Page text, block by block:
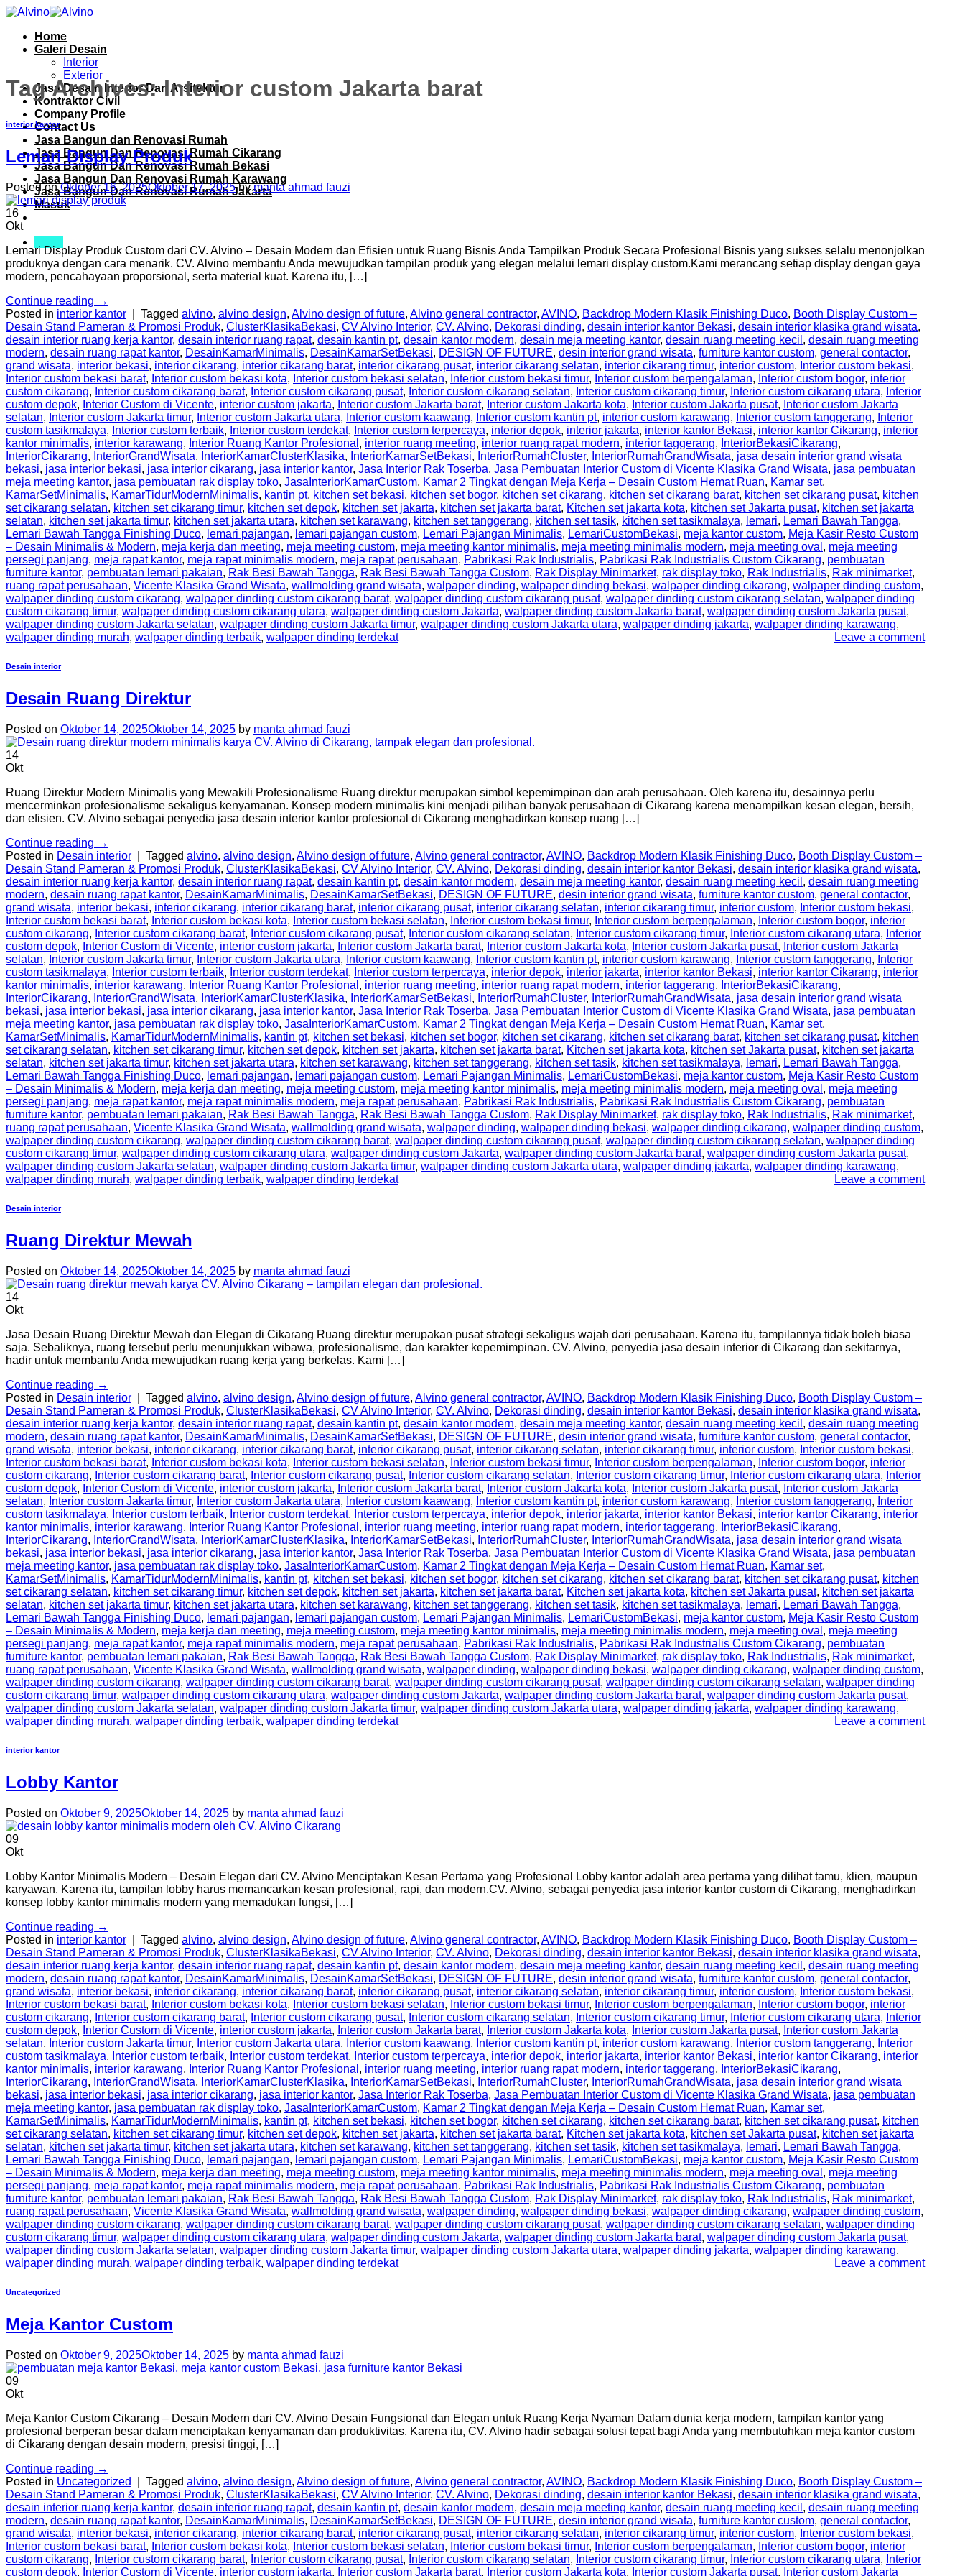
Skip
contentHome
Galeri Desain
Interior
Exterior
Jasa Desain Interior Dan Arsitektur
Kontraktor Civil
Company Profile
Contact Us
Jasa Bangun dan Renovasi Rumah
Jasa Bangun Dan Renovasi Rumah Cikarang
Jasa Bangun Dan Renovasi Rumah Bekasi
Jasa Bangun Dan Renovasi Rumah Karawang
Jasa Bangun Dan Renovasi Rumah Jakarta
Masuk
Tag Archives:Interior custom Jakarta barat
interior kantor
Lemari Display Produk
Posted onOktober 16, 2025Oktober 17, 2025 bymanta ahmad fauzi
16
Okt
Lemari Display Produk Custom dari CV. Alvino – Desain Modern dan Efisien untuk Ruang Bisnis Anda Tampilkan Produk Secara Profesional Bisnis yang sukses selalu menonjolkan
produknya dengan cara menarik. CV. Alvino membantu Anda mewujudkan tampilan produk yang elegan melalui lemari display custom.Kami merancang setiap display dengan gaya
modern, pencahayaan proporsional, serta material kuat. Karena itu, […]
Continue reading →
Posted in interior kantor Tagged alvino, alvino design, Alvino design of future, Alvino general contractor, AVINO, Backdrop Modern Klasik Finishing Duco, Booth Display Custom –
Desain Stand Pameran & Promosi Produk, ClusterKlasikaBekasi, CV Alvino Interior, CV. Alvino, Dekorasi dinding, desain interior kantor Bekasi, desain interior klasika grand wisata,
desain interior ruang kerja kantor, desain interior ruang rapat, desain kantin pt, desain kantor modern, desain meja meeting kantor, desain ruang meeting kecil , desain ruang meeting
modern, desain ruang rapat kantor, DesainKamarMinimalis, DesainKamarSetBekasi, DESIGN OF FUTURE, desin interior grand wisata, furniture kantor custom, general contactor,
grand wisata, interior bekasi, interior cikarang, interior cikarang barat, interior cikarang pusat, interior cikarang selatan, interior cikarang timur, interior custom, Interior custom bekasi,
Interior custom bekasi barat, Interior custom bekasi kota, Interior custom bekasi selatan, Interior custom bekasi timur, Interior custom berpengalaman, Interior custom bogor, interior
custom cikarang, Interior custom cikarang barat, Interior custom cikarang pusat, Interior custom cikarang selatan, Interior custom cikarang timur, Interior custom cikarang utara, Interior
custom depok, Interior Custom di Vicente, interior custom jakarta, Interior custom Jakarta barat, Interior custom Jakarta kota, Interior custom Jakarta pusat, Interior custom Jakarta
selatan, Interior custom Jakarta timur, Interior custom Jakarta utara, Interior custom kaawang, Interior custom kantin pt, interior custom karawang, Interior custom tanggerang, Interior
custom tasikmalaya, Interior custom terbaik, Interior custom terdekat, Interior custom terpercaya, interior depok, interior jakarta, interior kantor Bekasi, interior kantor Cikarang, interior
kantor minimalis, interior karawang, Interior Ruang Kantor Profesional , interior ruang meeting, interior ruang rapat modern, interior taggerang, InteriorBekasiCikarang,
InteriorCikarang, InteriorGrandWisata, InteriorKamarClusterKlasika, InteriorKamarSetBekasi, InteriorRumahCluster, InteriorRumahGrandWisata, jasa desain interior grand wisata
bekasi, jasa interior bekasi, jasa interior cikarang, jasa interior kantor, Jasa Interior Rak Toserba, Jasa Pembuatan Interior Custom di Vicente Klasika Grand Wisata, jasa pembuatan
meja meeting kantor, jasa pembuatan rak display toko, JasaInteriorKamarCustom, Kamar 2 Tingkat dengan Meja Kerja – Desain Custom Hemat Ruan, Kamar set,
KamarSetMinimalis, KamarTidurModernMinimalis, kantin pt, kitchen set bekasi, kitchen set bogor, kitchen set cikarang, kitchen set cikarang barat, kitchen set cikarang pusat, kitchen
set cikarang selatan, kitchen set cikarang timur, kitchen set depok, kitchen set jakarta, kitchen set jakarta barat, Kitchen set jakarta kota, kitchen set Jakarta pusat, kitchen set jakarta
selatan, kitchen set jakarta timur, kitchen set jakarta utara, kitchen set karawang, kitchen set tanggerang, kitchen set tasik, kitchen set tasikmalaya, lemari, Lemari Bawah Tangga,
Lemari Bawah Tangga Finishing Duco, lemari pajangan, lemari pajangan custom, Lemari Pajangan Minimalis, LemariCustomBekasi, meja kantor custom, Meja Kasir Resto Custom
– Desain Minimalis & Modern, meja kerja dan meeting, meja meeting custom, meja meeting kantor minimalis, meja meeting minimalis modern, meja meeting oval , meja meeting
persegi panjang, meja rapat kantor, meja rapat minimalis modern, meja rapat perusahaan, Pabrikasi Rak Industrialis, Pabrikasi Rak Industrialis Custom Cikarang, pembuatan
furniture kantor, pembuatan lemari pakaian, Rak Besi Bawah Tangga, Rak Besi Bawah Tangga Custom, Rak Display Minimarket, rak display toko, Rak Industrialis, Rak minimarket,
ruang rapat perusahaan, Vicente Klasika Grand Wisata, wallmolding grand wisata, walpaper dinding, walpaper dinding bekasi, walpaper dinding cikarang, walpaper dinding custom,
walpaper dinding custom cikarang, walpaper dinding custom cikarang barat, walpaper dinding custom cikarang pusat, walpaper dinding custom cikarang selatan, walpaper dinding
custom cikarang timur, walpaper dinding custom cikarang utara, walpaper dinding custom Jakarta, walpaper dinding custom Jakarta barat, walpaper dinding custom Jakarta pusat,
walpaper dinding custom Jakarta selatan, walpaper dinding custom Jakarta timur, walpaper dinding custom Jakarta utara, walpaper dinding jakarta, walpaper dinding karawang,
walpaper dinding murah, walpaper dinding terbaik, walpaper dinding terdekat Leave a comment
Desain interior
Desain Ruang Direktur
Posted on Oktober 14, 2025Oktober 14, 2025 by manta ahmad fauzi
14
Okt
Ruang Direktur Modern Minimalis yang Mewakili Profesionalisme Ruang direktur merupakan simbol kepemimpinan dan arah perusahaan. Oleh karena itu, desainnya perlu
mencerminkan profesionalisme sekaligus kenyamanan. Konsep modern minimalis kini menjadi pilihan banyak perusahaan di Cikarang karena menampilkan kesan elegan, bersih,
dan efisien. CV. Alvino sebagai penyedia jasa desain interior kantor profesional di Cikarang menghadirkan konsep ruang […]
Continue reading →
Posted in Desain interior Tagged alvino, alvino design, Alvino design of future, Alvino general contractor, AVINO, Backdrop Modern Klasik Finishing Duco, Booth Display Custom –
Desain Stand Pameran & Promosi Produk, ClusterKlasikaBekasi, CV Alvino Interior, CV. Alvino, Dekorasi dinding, desain interior kantor Bekasi, desain interior klasika grand wisata,
desain interior ruang kerja kantor, desain interior ruang rapat, desain kantin pt, desain kantor modern, desain meja meeting kantor, desain ruang meeting kecil , desain ruang meeting
modern, desain ruang rapat kantor, DesainKamarMinimalis, DesainKamarSetBekasi, DESIGN OF FUTURE, desin interior grand wisata, furniture kantor custom, general contactor,
grand wisata, interior bekasi, interior cikarang, interior cikarang barat, interior cikarang pusat, interior cikarang selatan, interior cikarang timur, interior custom, Interior custom bekasi,
Interior custom bekasi barat, Interior custom bekasi kota, Interior custom bekasi selatan, Interior custom bekasi timur, Interior custom berpengalaman, Interior custom bogor, interior
custom cikarang, Interior custom cikarang barat, Interior custom cikarang pusat, Interior custom cikarang selatan, Interior custom cikarang timur, Interior custom cikarang utara, Interior
custom depok, Interior Custom di Vicente, interior custom jakarta, Interior custom Jakarta barat, Interior custom Jakarta kota, Interior custom Jakarta pusat, Interior custom Jakarta
selatan, Interior custom Jakarta timur, Interior custom Jakarta utara, Interior custom kaawang, Interior custom kantin pt, interior custom karawang, Interior custom tanggerang, Interior
custom tasikmalaya, Interior custom terbaik, Interior custom terdekat, Interior custom terpercaya, interior depok, interior jakarta, interior kantor Bekasi, interior kantor Cikarang, interior
kantor minimalis, interior karawang, Interior Ruang Kantor Profesional , interior ruang meeting, interior ruang rapat modern, interior taggerang, InteriorBekasiCikarang,
InteriorCikarang, InteriorGrandWisata, InteriorKamarClusterKlasika, InteriorKamarSetBekasi, InteriorRumahCluster, InteriorRumahGrandWisata, jasa desain interior grand wisata
bekasi, jasa interior bekasi, jasa interior cikarang, jasa interior kantor, Jasa Interior Rak Toserba, Jasa Pembuatan Interior Custom di Vicente Klasika Grand Wisata, jasa pembuatan
meja meeting kantor, jasa pembuatan rak display toko, JasaInteriorKamarCustom, Kamar 2 Tingkat dengan Meja Kerja – Desain Custom Hemat Ruan, Kamar set,
KamarSetMinimalis, KamarTidurModernMinimalis, kantin pt, kitchen set bekasi, kitchen set bogor, kitchen set cikarang, kitchen set cikarang barat, kitchen set cikarang pusat, kitchen
set cikarang selatan, kitchen set cikarang timur, kitchen set depok, kitchen set jakarta, kitchen set jakarta barat, Kitchen set jakarta kota, kitchen set Jakarta pusat, kitchen set jakarta
selatan, kitchen set jakarta timur, kitchen set jakarta utara, kitchen set karawang, kitchen set tanggerang, kitchen set tasik, kitchen set tasikmalaya, lemari, Lemari Bawah Tangga,
Lemari Bawah Tangga Finishing Duco, lemari pajangan, lemari pajangan custom, Lemari Pajangan Minimalis, LemariCustomBekasi, meja kantor custom, Meja Kasir Resto Custom
– Desain Minimalis & Modern, meja kerja dan meeting, meja meeting custom, meja meeting kantor minimalis, meja meeting minimalis modern, meja meeting oval , meja meeting
persegi panjang, meja rapat kantor, meja rapat minimalis modern, meja rapat perusahaan, Pabrikasi Rak Industrialis, Pabrikasi Rak Industrialis Custom Cikarang, pembuatan
furniture kantor, pembuatan lemari pakaian, Rak Besi Bawah Tangga, Rak Besi Bawah Tangga Custom, Rak Display Minimarket, rak display toko, Rak Industrialis, Rak minimarket,
ruang rapat perusahaan, Vicente Klasika Grand Wisata, wallmolding grand wisata, walpaper dinding, walpaper dinding bekasi, walpaper dinding cikarang, walpaper dinding custom,
walpaper dinding custom cikarang, walpaper dinding custom cikarang barat, walpaper dinding custom cikarang pusat, walpaper dinding custom cikarang selatan, walpaper dinding
custom cikarang timur, walpaper dinding custom cikarang utara, walpaper dinding custom Jakarta, walpaper dinding custom Jakarta barat, walpaper dinding custom Jakarta pusat,
walpaper dinding custom Jakarta selatan, walpaper dinding custom Jakarta timur, walpaper dinding custom Jakarta utara, walpaper dinding jakarta, walpaper dinding karawang,
walpaper dinding murah, walpaper dinding terbaik, walpaper dinding terdekat Leave a comment
Desain interior
Ruang Direktur Mewah
Posted on Oktober 14, 2025Oktober 14, 2025 by manta ahmad fauzi
14
Okt
Jasa Desain Ruang Direktur Mewah dan Elegan di Cikarang Ruang direktur merupakan pusat strategi sekaligus wajah dari perusahaan. Karena itu, tampilannya tidak boleh biasa
saja. Sebaliknya, ruang tersebut perlu menunjukkan wibawa, profesionalisme, dan karakter kepemimpinan. CV. Alvino, penyedia jasa desain interior di Cikarang dan sekitarnya,
hadir untuk membantu Anda mewujudkan ruang kerja yang berkelas. Kami […]
Continue reading →
Posted in Desain interior Tagged alvino, alvino design, Alvino design of future, Alvino general contractor, AVINO, Backdrop Modern Klasik Finishing Duco, Booth Display Custom –
Desain Stand Pameran & Promosi Produk, ClusterKlasikaBekasi, CV Alvino Interior, CV. Alvino, Dekorasi dinding, desain interior kantor Bekasi, desain interior klasika grand wisata,
desain interior ruang kerja kantor, desain interior ruang rapat, desain kantin pt, desain kantor modern, desain meja meeting kantor, desain ruang meeting kecil , desain ruang meeting
modern, desain ruang rapat kantor, DesainKamarMinimalis, DesainKamarSetBekasi, DESIGN OF FUTURE, desin interior grand wisata, furniture kantor custom, general contactor,
grand wisata, interior bekasi, interior cikarang, interior cikarang barat, interior cikarang pusat, interior cikarang selatan, interior cikarang timur, interior custom, Interior custom bekasi,
Interior custom bekasi barat, Interior custom bekasi kota, Interior custom bekasi selatan, Interior custom bekasi timur, Interior custom berpengalaman, Interior custom bogor, interior
custom cikarang, Interior custom cikarang barat, Interior custom cikarang pusat, Interior custom cikarang selatan, Interior custom cikarang timur, Interior custom cikarang utara, Interior
custom depok, Interior Custom di Vicente, interior custom jakarta, Interior custom Jakarta barat, Interior custom Jakarta kota, Interior custom Jakarta pusat, Interior custom Jakarta
selatan, Interior custom Jakarta timur, Interior custom Jakarta utara, Interior custom kaawang, Interior custom kantin pt, interior custom karawang, Interior custom tanggerang, Interior
custom tasikmalaya, Interior custom terbaik, Interior custom terdekat, Interior custom terpercaya, interior depok, interior jakarta, interior kantor Bekasi, interior kantor Cikarang, interior
kantor minimalis, interior karawang, Interior Ruang Kantor Profesional , interior ruang meeting, interior ruang rapat modern, interior taggerang, InteriorBekasiCikarang,
InteriorCikarang, InteriorGrandWisata, InteriorKamarClusterKlasika, InteriorKamarSetBekasi, InteriorRumahCluster, InteriorRumahGrandWisata, jasa desain interior grand wisata
bekasi, jasa interior bekasi, jasa interior cikarang, jasa interior kantor, Jasa Interior Rak Toserba, Jasa Pembuatan Interior Custom di Vicente Klasika Grand Wisata, jasa pembuatan
meja meeting kantor, jasa pembuatan rak display toko, JasaInteriorKamarCustom, Kamar 2 Tingkat dengan Meja Kerja – Desain Custom Hemat Ruan, Kamar set,
KamarSetMinimalis, KamarTidurModernMinimalis, kantin pt, kitchen set bekasi, kitchen set bogor, kitchen set cikarang, kitchen set cikarang barat, kitchen set cikarang pusat, kitchen
set cikarang selatan, kitchen set cikarang timur, kitchen set depok, kitchen set jakarta, kitchen set jakarta barat, Kitchen set jakarta kota, kitchen set Jakarta pusat, kitchen set jakarta
selatan, kitchen set jakarta timur, kitchen set jakarta utara, kitchen set karawang, kitchen set tanggerang, kitchen set tasik, kitchen set tasikmalaya, lemari, Lemari Bawah Tangga,
Lemari Bawah Tangga Finishing Duco, lemari pajangan, lemari pajangan custom, Lemari Pajangan Minimalis, LemariCustomBekasi, meja kantor custom, Meja Kasir Resto Custom
– Desain Minimalis & Modern, meja kerja dan meeting, meja meeting custom, meja meeting kantor minimalis, meja meeting minimalis modern, meja meeting oval , meja meeting
persegi panjang, meja rapat kantor, meja rapat minimalis modern, meja rapat perusahaan, Pabrikasi Rak Industrialis, Pabrikasi Rak Industrialis Custom Cikarang, pembuatan
furniture kantor, pembuatan lemari pakaian, Rak Besi Bawah Tangga, Rak Besi Bawah Tangga Custom, Rak Display Minimarket, rak display toko, Rak Industrialis, Rak minimarket,
ruang rapat perusahaan, Vicente Klasika Grand Wisata, wallmolding grand wisata, walpaper dinding, walpaper dinding bekasi, walpaper dinding cikarang, walpaper dinding custom,
walpaper dinding custom cikarang, walpaper dinding custom cikarang barat, walpaper dinding custom cikarang pusat, walpaper dinding custom cikarang selatan, walpaper dinding
custom cikarang timur, walpaper dinding custom cikarang utara, walpaper dinding custom Jakarta, walpaper dinding custom Jakarta barat, walpaper dinding custom Jakarta pusat,
walpaper dinding custom Jakarta selatan, walpaper dinding custom Jakarta timur, walpaper dinding custom Jakarta utara, walpaper dinding jakarta, walpaper dinding karawang,
walpaper dinding murah, walpaper dinding terbaik, walpaper dinding terdekat Leave a comment
interior kantor
Lobby Kantor
Posted on Oktober 9, 2025Oktober 14, 2025 by manta ahmad fauzi
09
Okt
Lobby Kantor Minimalis Modern – Desain Elegan dari CV. Alvino Menciptakan Kesan Pertama yang Profesional Lobby kantor adalah area pertama yang dilihat tamu, klien, maupun
karyawan. Karena itu, tampilan lobby harus memancarkan kesan profesional, rapi, dan modern.CV. Alvino, sebagai penyedia jasa interior kantor custom di Cikarang, menghadirkan
konsep lobby kantor minimalis modern yang memadukan fungsi, […]
Continue reading →
Posted in interior kantor Tagged alvino, alvino design, Alvino design of future, Alvino general contractor, AVINO, Backdrop Modern Klasik Finishing Duco, Booth Display Custom –
Desain Stand Pameran & Promosi Produk, ClusterKlasikaBekasi, CV Alvino Interior, CV. Alvino, Dekorasi dinding, desain interior kantor Bekasi, desain interior klasika grand wisata,
desain interior ruang kerja kantor, desain interior ruang rapat, desain kantin pt, desain kantor modern, desain meja meeting kantor, desain ruang meeting kecil , desain ruang meeting
modern, desain ruang rapat kantor, DesainKamarMinimalis, DesainKamarSetBekasi, DESIGN OF FUTURE, desin interior grand wisata, furniture kantor custom, general contactor,
grand wisata, interior bekasi, interior cikarang, interior cikarang barat, interior cikarang pusat, interior cikarang selatan, interior cikarang timur, interior custom, Interior custom bekasi,
Interior custom bekasi barat, Interior custom bekasi kota, Interior custom bekasi selatan, Interior custom bekasi timur, Interior custom berpengalaman, Interior custom bogor, interior
custom cikarang, Interior custom cikarang barat, Interior custom cikarang pusat, Interior custom cikarang selatan, Interior custom cikarang timur, Interior custom cikarang utara, Interior
custom depok, Interior Custom di Vicente, interior custom jakarta, Interior custom Jakarta barat, Interior custom Jakarta kota, Interior custom Jakarta pusat, Interior custom Jakarta
selatan, Interior custom Jakarta timur, Interior custom Jakarta utara, Interior custom kaawang, Interior custom kantin pt, interior custom karawang, Interior custom tanggerang, Interior
custom tasikmalaya, Interior custom terbaik, Interior custom terdekat, Interior custom terpercaya, interior depok, interior jakarta, interior kantor Bekasi, interior kantor Cikarang, interior
kantor minimalis, interior karawang, Interior Ruang Kantor Profesional , interior ruang meeting, interior ruang rapat modern, interior taggerang, InteriorBekasiCikarang,
InteriorCikarang, InteriorGrandWisata, InteriorKamarClusterKlasika, InteriorKamarSetBekasi, InteriorRumahCluster, InteriorRumahGrandWisata, jasa desain interior grand wisata
bekasi, jasa interior bekasi, jasa interior cikarang, jasa interior kantor, Jasa Interior Rak Toserba, Jasa Pembuatan Interior Custom di Vicente Klasika Grand Wisata, jasa pembuatan
meja meeting kantor, jasa pembuatan rak display toko, JasaInteriorKamarCustom, Kamar 2 Tingkat dengan Meja Kerja – Desain Custom Hemat Ruan, Kamar set,
KamarSetMinimalis, KamarTidurModernMinimalis, kantin pt, kitchen set bekasi, kitchen set bogor, kitchen set cikarang, kitchen set cikarang barat, kitchen set cikarang pusat, kitchen
set cikarang selatan, kitchen set cikarang timur, kitchen set depok, kitchen set jakarta, kitchen set jakarta barat, Kitchen set jakarta kota, kitchen set Jakarta pusat, kitchen set jakarta
selatan, kitchen set jakarta timur, kitchen set jakarta utara, kitchen set karawang, kitchen set tanggerang, kitchen set tasik, kitchen set tasikmalaya, lemari, Lemari Bawah Tangga,
Lemari Bawah Tangga Finishing Duco, lemari pajangan, lemari pajangan custom, Lemari Pajangan Minimalis, LemariCustomBekasi, meja kantor custom, Meja Kasir Resto Custom
– Desain Minimalis & Modern, meja kerja dan meeting, meja meeting custom, meja meeting kantor minimalis, meja meeting minimalis modern, meja meeting oval , meja meeting
persegi panjang, meja rapat kantor, meja rapat minimalis modern, meja rapat perusahaan, Pabrikasi Rak Industrialis, Pabrikasi Rak Industrialis Custom Cikarang, pembuatan
furniture kantor, pembuatan lemari pakaian, Rak Besi Bawah Tangga, Rak Besi Bawah Tangga Custom, Rak Display Minimarket, rak display toko, Rak Industrialis, Rak minimarket,
ruang rapat perusahaan, Vicente Klasika Grand Wisata, wallmolding grand wisata, walpaper dinding, walpaper dinding bekasi, walpaper dinding cikarang, walpaper dinding custom,
walpaper dinding custom cikarang, walpaper dinding custom cikarang barat, walpaper dinding custom cikarang pusat, walpaper dinding custom cikarang selatan, walpaper dinding
custom cikarang timur, walpaper dinding custom cikarang utara, walpaper dinding custom Jakarta, walpaper dinding custom Jakarta barat, walpaper dinding custom Jakarta pusat,
walpaper dinding custom Jakarta selatan, walpaper dinding custom Jakarta timur, walpaper dinding custom Jakarta utara, walpaper dinding jakarta, walpaper dinding karawang,
walpaper dinding murah, walpaper dinding terbaik, walpaper dinding terdekat Leave a comment
Uncategorized
Meja Kantor Custom
Posted on Oktober 9, 2025Oktober 14, 2025 by manta ahmad fauzi
09
Okt
Meja Kantor Custom Cikarang – Desain Modern dari CV. Alvino Desain Fungsional dan Elegan untuk Ruang Kerja Nyaman Dalam dunia kerja modern, tampilan kantor yang
profesional berperan besar dalam menciptakan kenyamanan dan produktivitas. Karena itu, CV. Alvino hadir sebagai solusi tepat bagi Anda yang membutuhkan meja kantor custom
di Cikarang dengan desain modern, presisi tinggi, […]
Continue reading →
Posted in Uncategorized Tagged alvino, alvino design, Alvino design of future, Alvino general contractor, AVINO, Backdrop Modern Klasik Finishing Duco, Booth Display Custom –
Desain Stand Pameran & Promosi Produk, ClusterKlasikaBekasi, CV Alvino Interior, CV. Alvino, Dekorasi dinding, desain interior kantor Bekasi, desain interior klasika grand wisata,
desain interior ruang kerja kantor, desain interior ruang rapat, desain kantin pt, desain kantor modern, desain meja meeting kantor, desain ruang meeting kecil , desain ruang meeting
modern, desain ruang rapat kantor, DesainKamarMinimalis, DesainKamarSetBekasi, DESIGN OF FUTURE, desin interior grand wisata, furniture kantor custom, general contactor,
grand wisata, interior bekasi, interior cikarang, interior cikarang barat, interior cikarang pusat, interior cikarang selatan, interior cikarang timur, interior custom, Interior custom bekasi,
Interior custom bekasi barat, Interior custom bekasi kota, Interior custom bekasi selatan, Interior custom bekasi timur, Interior custom berpengalaman, Interior custom bogor, interior
custom cikarang, Interior custom cikarang barat, Interior custom cikarang pusat, Interior custom cikarang selatan, Interior custom cikarang timur, Interior custom cikarang utara, Interior
custom depok, Interior Custom di Vicente, interior custom jakarta, Interior custom Jakarta barat, Interior custom Jakarta kota, Interior custom Jakarta pusat, Interior custom Jakarta